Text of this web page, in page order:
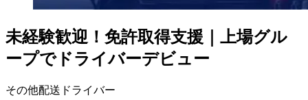
未経験歓迎！免許取得支援｜上場グル
ープでドライバーデビュー
その他配送ドライバー